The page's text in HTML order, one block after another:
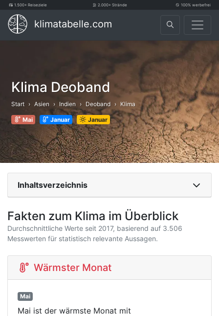
1.500+ Reiseziele 2.000+ Strände 100% werbefrei
klimatabelle.com
Klima Deoband
Start Asien Indien Deoband Klima
Mai Januar Januar
Inhaltsverzeichnis
Fakten zum Klima im Überblick
Durchschnittliche Werte seit 2017, basierend auf 3.506
Messwerten für statistisch relevante Aussagen.
Wärmster Monat
Mai
Mai ist der wärmste Monat mit